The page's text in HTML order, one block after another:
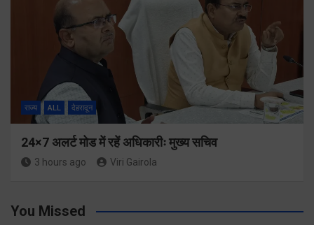
राज्य ALL देहरादून
24×7 अलर्ट मोड में रहें अधिकारीः मुख्य सचिव
3 hours ago Viri Gairola
You Missed